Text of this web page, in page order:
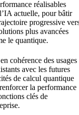
réalisables
actuelle, pour bâtir
progressive
plus avancées
le quantique.
cohérence des usages
avec les futures
de calcul quantique
la performance
clés de